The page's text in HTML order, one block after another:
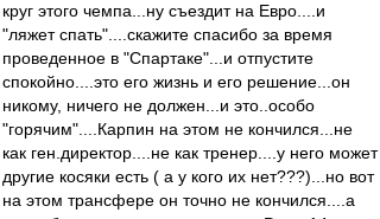
круг этого чемпа...ну съездит на Евро....и
"ляжет спать"....скажите спасибо за время
проведенное в "Спартаке"...и отпустите
спокойно....это его жизнь и его решение...он
никому, ничего не должен...и это..особо
"горячим"....Карпин на этом не кончился...не
как ген.директор....не как тренер....у него может
другие косяки есть ( а у кого их нет???)...но вот
на этом трансфере он точно не кончился....а